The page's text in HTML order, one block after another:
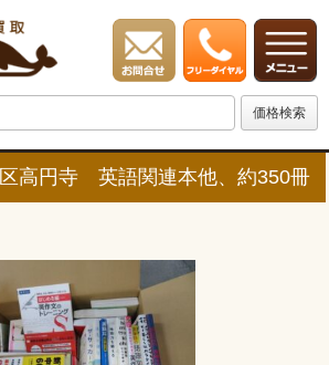
高円寺 英語関連本他、約350冊